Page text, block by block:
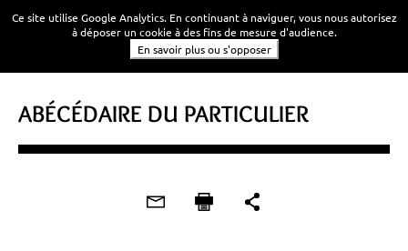
ABÉCÉDAIRE DU PARTICULIER
Ce site utilise Google Analytics. En continuant à naviguer, vous nous autorisez
à déposer un cookie à des fins de mesure d'audience.
En savoir plus ou s'opposer